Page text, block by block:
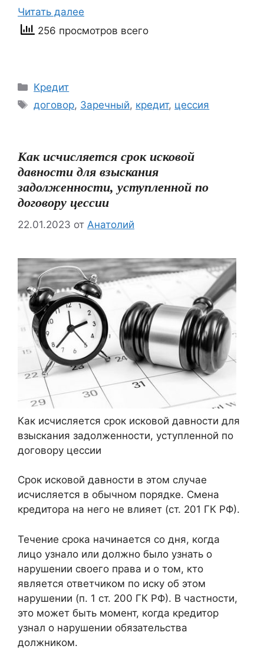
Читать далее
256 просмотров всего
Рубрики
Кредит
Метки
договор, Заречный, кредит, цессия
Как исчисляется срок исковой
давности для взыскания
задолженности, уступленной по
договору цессии
22.01.2023 от Анатолий
Как исчисляется срок исковой давности для
взыскания задолженности, уступленной по
договору цессии
Срок исковой давности в этом случае
исчисляется в обычном порядке. Смена
кредитора на него не влияет (ст. 201 ГК РФ).
Течение срока начинается со дня, когда
лицо узнало или должно было узнать о
нарушении своего права и о том, кто
является ответчиком по иску об этом
нарушении (п. 1 ст. 200 ГК РФ). В частности,
это может быть момент, когда кредитор
узнал о нарушении обязательства
должником.